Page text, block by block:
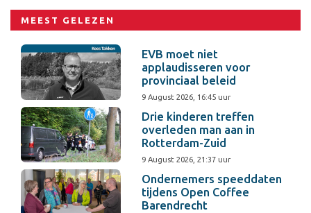
MEEST GELEZEN
EVB moet niet
applaudisseren voor
provinciaal beleid
9 August 2026, 16:45 uur
Drie kinderen treffen
overleden man aan in
Rotterdam-Zuid
9 August 2026, 21:37 uur
Ondernemers speeddaten
tijdens Open Coffee
Barendrecht